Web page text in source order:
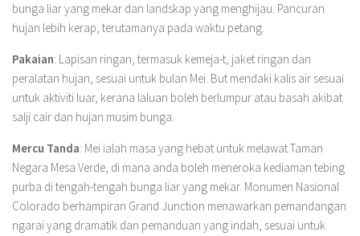
bunga liar yang mekar dan landskap yang menghijau. Pancuran
hujan lebih kerap, terutamanya pada waktu petang.
Pakaian: Lapisan ringan, termasuk kemeja-t, jaket ringan dan
peralatan hujan, sesuai untuk bulan Mei. But mendaki kalis air sesuai
untuk aktiviti luar, kerana laluan boleh berlumpur atau basah akibat
salji cair dan hujan musim bunga.
Mercu Tanda: Mei ialah masa yang hebat untuk melawat Taman
Negara Mesa Verde, di mana anda boleh meneroka kediaman tebing
purba di tengah-tengah bunga liar yang mekar. Monumen Nasional
Colorado berhampiran Grand Junction menawarkan pemandangan
ngarai yang dramatik dan pemanduan yang indah, sesuai untuk